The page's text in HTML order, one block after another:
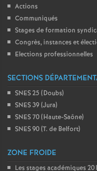
Actions
Communiqués
Stages de formation
Congrès, instances et
Elections professionnelles
SECTIONS
SNES 25 (Doubs)
SNES 39 (Jura)
SNES 70 (Haute-Saône)
SNES 90 (T. de Belfort)
ZONE FROIDE
Les stages académiques